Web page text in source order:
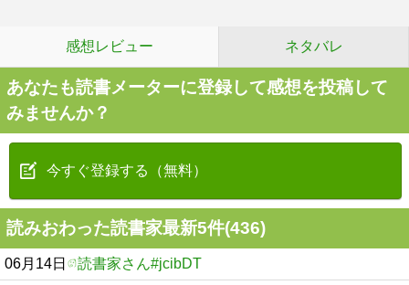
感想レビュー ネタバレ
あなたも読書メーターに登録して感想を投稿して
みませんか？
今すぐ登録する（無料）
読みおわった読書家最新5件(436)
06月14日 読書家さん#jcibDT